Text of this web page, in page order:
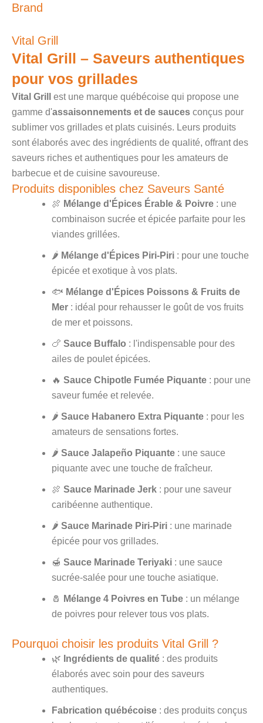
Brand
Vital Grill
Vital Grill – Saveurs authentiques
pour vos grillades
Vital Grill
est une marque québécoise qui propose une
gamme d'assaisonnements et de sauces conçus pour
sublimer vos grillades et plats cuisinés. Leurs produits
sont élaborés avec des ingrédients de qualité, offrant des
saveurs riches et authentiques pour les amateurs de
barbecue et de cuisine savoureuse.
Produits disponibles chez Saveurs Santé
🍖 Mélange d'Épices Érable & Poivre : une
combinaison sucrée et épicée parfaite pour les
viandes grillées.
🌶️ Mélange d'Épices Piri-Piri : pour une touche
épicée et exotique à vos plats.
🐟 Mélange d'Épices Poissons & Fruits de
Mer : idéal pour rehausser le goût de vos fruits
de mer et poissons.
🍗 Sauce Buffalo : l'indispensable pour des
ailes de poulet épicées.
🔥 Sauce Chipotle Fumée Piquante : pour une
saveur fumée et relevée.
🌶️ Sauce Habanero Extra Piquante : pour les
amateurs de sensations fortes.
🌶️ Sauce Jalapeño Piquante : une sauce
piquante avec une touche de fraîcheur.
🍖 Sauce Marinade Jerk : pour une saveur
caribéenne authentique.
🌶️ Sauce Marinade Piri-Piri : une marinade
épicée pour vos grillades.
🍯 Sauce Marinade Teriyaki : une sauce
sucrée-salée pour une touche asiatique.
🧂 Mélange 4 Poivres en Tube : un mélange
de poivres pour relever tous vos plats.
Pourquoi choisir les produits Vital Grill ?
🌿 Ingrédients de qualité : des produits
élaborés avec soin pour des saveurs
authentiques.
Fabrication québécoise : des produits conçus